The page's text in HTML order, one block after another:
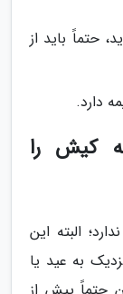
حتماً باید از
دارد.
کیش را
البته این
به عید یا